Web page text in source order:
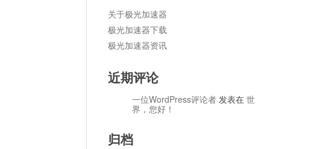
关于极光加速器
极光加速器下载
极光加速器资讯
近期评论
一位WordPress评论者 发表在 世
界，您好！
归档